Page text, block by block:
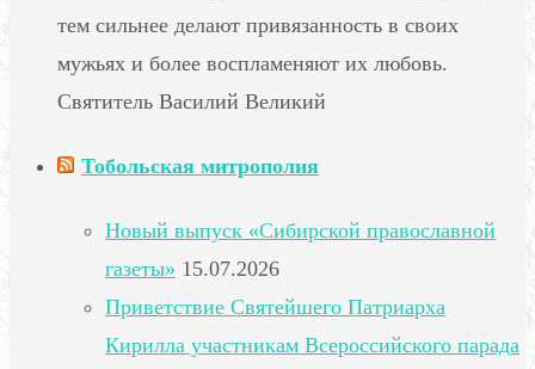
тем сильнее делают привязанность в своих
мужьях и более воспламеняют их любовь.
Святитель Василий Великий
Тобольская митрополия
Новый выпуск «Сибирской православной
газеты» 15.07.2026
Приветствие Святейшего Патриарха
Кирилла участникам Всероссийского парада